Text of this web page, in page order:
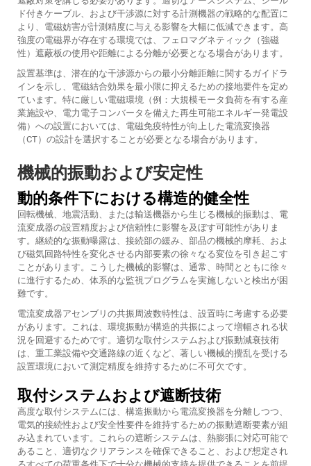
ド付きケーブル、および干渉源に対する計測機器の戦略的な配置に
より、電磁妨害が計測精度に与える影響を大幅に低減できます。高
強度の電磁界が存在する環境では、フェロマグネティック（強磁
性）遮蔽板の使用や距離による分離が必要となる場合があります。
設置基準は、潜在的な干渉源からの最小分離距離に関するガイドラ
インを示し、電磁結合効果を最小限に抑えるための接地要件を定め
ています。特に厳しい電磁環境（例：大規模モータ負荷を有する産
業施設や、電力電子コンバータを備えた再生可能エネルギー発電設
備）への設置においては、電磁免疫特性が向上した電流変換器
（CT）の設計を選択することが必要となる場合があります。
機械的振動および安定性
動的条件下における構造的健全性
回転機械、地震活動、または輸送機器から生じる機械的振動は、電
流変成器の設置精度および信頼性に影響を及ぼす可能性がありま
す。継続的な振動曝露は、接続部の緩み、部品の機械的摩耗、およ
び磁気回路特性を変化させる内部要素の徐々なる変位を引き起こす
ことがあります。こうした機械的影響は、通常、時間とともに徐々
に進行するため、体系的な監視プログラムを実施しないと検出が困
難です。
電流変成器アセンブリの共振周波数特性は、設置時に考慮する必要
があります。これは、環境振動が構造的共振によって増幅される状
況を回避するためです。適切な取付システムおよび振動減衰技術
は、重工業設備や交通路線の近くなど、著しい機械的攪乱を受ける
設置環境において測定精度を維持するために不可欠です。
取付システムおよび遮断技術
高度な取付システムには、構造振動から電流変換器を分離しつつ、
電気的接続性および安全性要件を維持するための振動遮断要素が組
み込まれています。これらの遮断システムは、熱膨張に対応可能で
あること、適切なクリアランスを確保できること、および想定され